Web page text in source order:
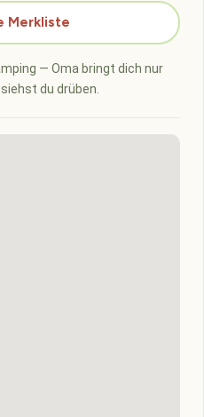
Merkliste
— Oma bringt dich nur
du drüben.